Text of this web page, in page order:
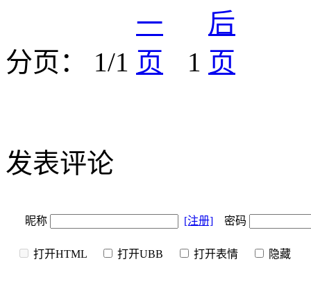
分页： 1/1 1
发表评论
昵称 [注册] 密码
打开HTML 打开UBB 打开表情 隐